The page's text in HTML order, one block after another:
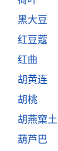
黑大豆
红豆蔻
红曲
胡黄连
胡桃
胡燕窠土
葫芦巴